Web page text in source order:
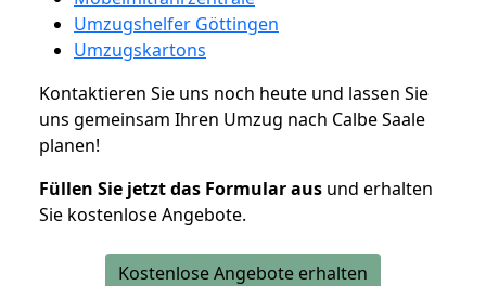
Umzugshelfer Göttingen
Umzugskartons
Kontaktieren Sie uns noch heute und lassen Sie
uns gemeinsam Ihren Umzug nach Calbe Saale
planen!
Füllen Sie jetzt das Formular aus und erhalten
Sie kostenlose Angebote.
Kostenlose Angebote erhalten